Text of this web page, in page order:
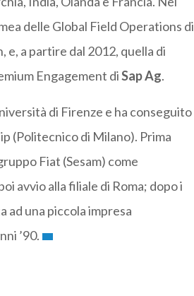
delle Global Field Operations di
a partire dal 2012, quella di
Engagement diSap Ag.
di Firenze e ha conseguito
(Politecnico di Milano). Prima
Fiat (Sesam) come
avvio alla filiale di Roma; dopo i
ad una piccola impresa
’90.